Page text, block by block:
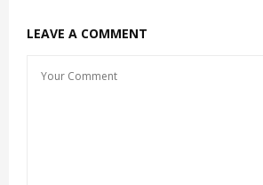
LEAVE A COMMENT